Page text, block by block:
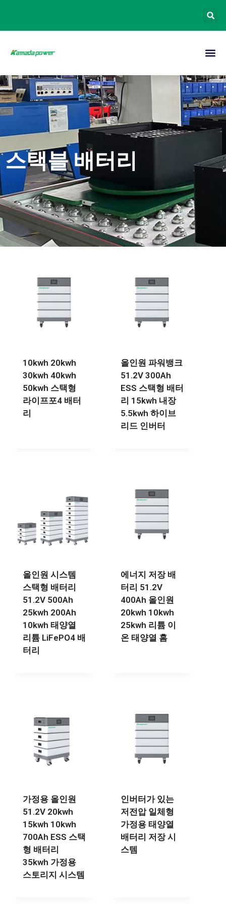
스택블 배터리
10kwh 20kwh
30kwh 40kwh
50kwh 스택형
라이프포4 배터
리
올인원 파워뱅크
51.2V 300Ah
ESS 스택형 배터
리 15kwh 내장
5.5kwh 하이브
리드 인버터
올인원 시스템
스택형 배터리
51.2V 500Ah
25kwh 200Ah
10kwh 태양열
리튬 LiFePO4 배
터리
에너지 저장 배
터리 51.2V
400Ah 올인원
20kwh 10kwh
25kwh 리튬 이
온 태양열 홈
가정용 올인원
51.2V 20kwh
15kwh 10kwh
700Ah ESS 스택
형 배터리
35kwh 가정용
스토리지 시스템
인버터가 있는
저전압 일체형
가정용 태양열
배터리 저장 시
스템